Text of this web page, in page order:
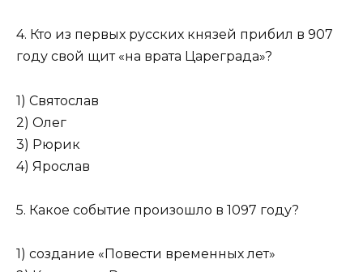
4. Кто из первых русских князей прибил в 907
году свой щит «на врата Цареграда»?
1) Святослав
2) Олег
3) Рюрик
4) Ярослав
5. Какое событие произошло в 1097 году?
1) создание «Повести временных лет»